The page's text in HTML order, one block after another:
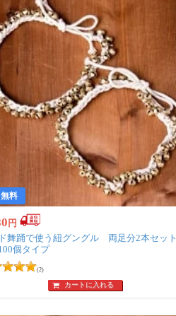
料
円
舞踊で使う紐グングル 両足分2本セット -
個タイプ
(2)
カートに入れる